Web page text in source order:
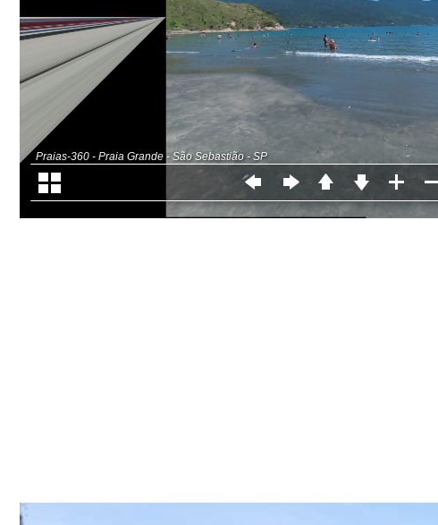
Praias-360 - Praia Grande - São Sebastião - SP